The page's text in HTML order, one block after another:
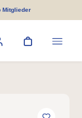
Mitglieder